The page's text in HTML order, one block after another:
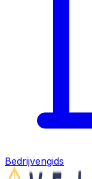
Bedrijvengids